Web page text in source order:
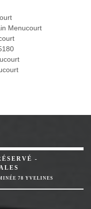
Menucourt
-
78 YVELINES